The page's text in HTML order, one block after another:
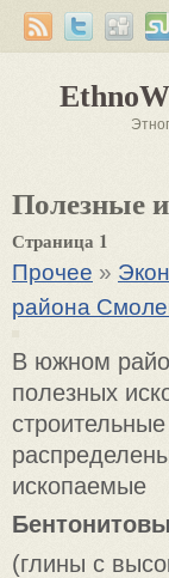
Полезные
Страница 1
Прочее »
района
В южном
полезных
ископаемые
(глины с